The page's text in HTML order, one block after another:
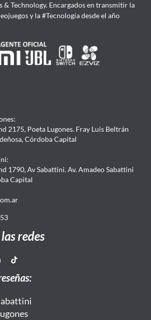
& Technology. Encargados en transmitir la
y la #Tecnología desde el año
2175, Poeta Lugones. Fray Luis Beltrán
Córdoba Capital
1790, Av Sabattini. Av. Amadeo Sabattini
Capital
redes